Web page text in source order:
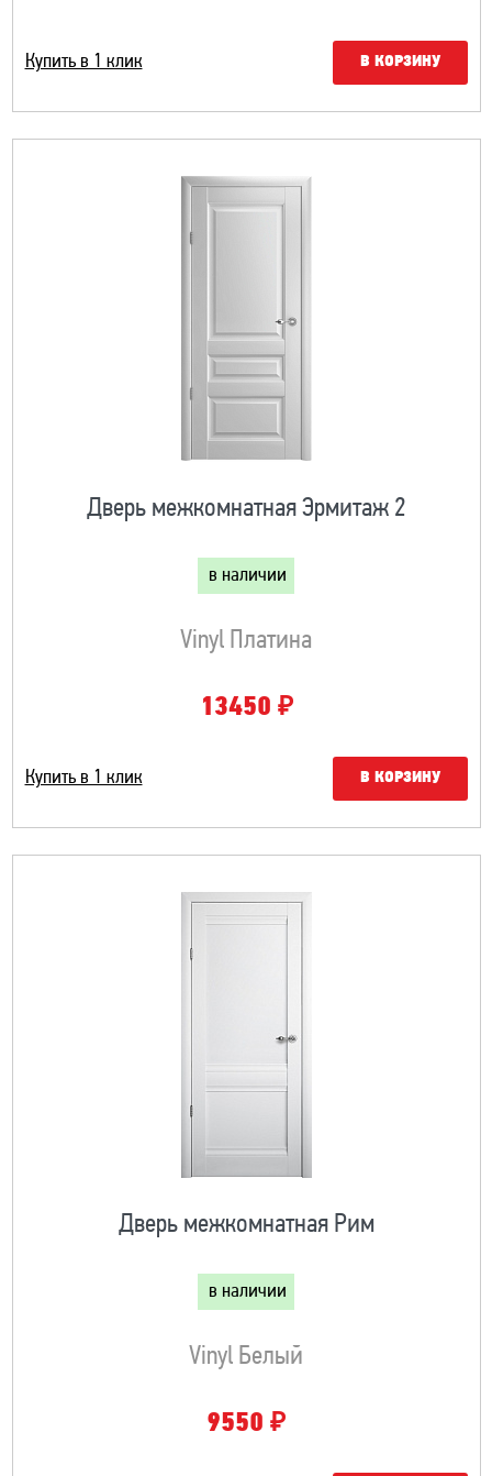
Купить в 1 клик В КОРЗИНУ
Дверь межкомнатная Эрмитаж 2
в наличии
Vinyl Платина
13450 ₽
Купить в 1 клик В КОРЗИНУ
Дверь межкомнатная Рим
в наличии
Vinyl Белый
9550 ₽